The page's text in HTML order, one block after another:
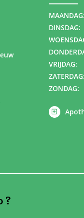
MAANDAG:
DINSDAG:
VRIJDAG:
ZATERDAG:
ZONDAG:
?